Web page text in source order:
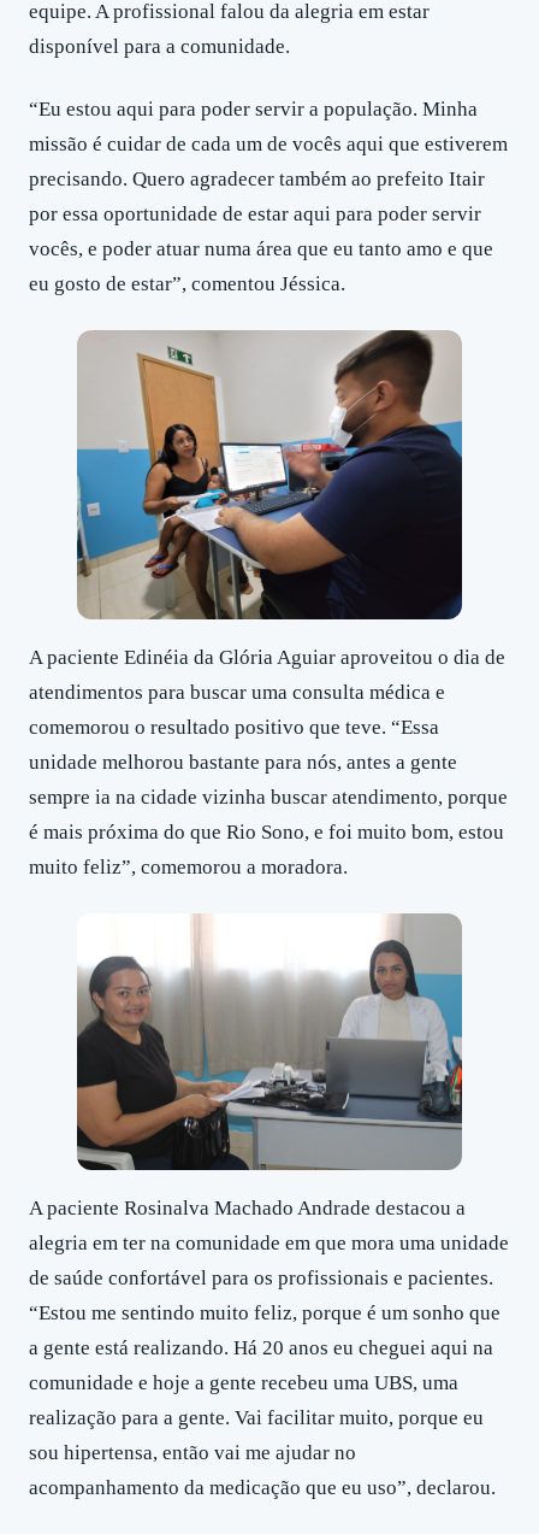
equipe. A profissional falou da alegria em estar
disponível para a comunidade.
“Eu estou aqui para poder servir a população. Minha
missão é cuidar de cada um de vocês aqui que estiverem
precisando. Quero agradecer também ao prefeito Itair
por essa oportunidade de estar aqui para poder servir
vocês, e poder atuar numa área que eu tanto amo e que
eu gosto de estar”, comentou Jéssica.
A paciente Edinéia da Glória Aguiar aproveitou o dia de
atendimentos para buscar uma consulta médica e
comemorou o resultado positivo que teve. “Essa
unidade melhorou bastante para nós, antes a gente
sempre ia na cidade vizinha buscar atendimento, porque
é mais próxima do que Rio Sono, e foi muito bom, estou
muito feliz”, comemorou a moradora.
A paciente Rosinalva Machado Andrade destacou a
alegria em ter na comunidade em que mora uma unidade
de saúde confortável para os profissionais e pacientes.
“Estou me sentindo muito feliz, porque é um sonho que
a gente está realizando. Há 20 anos eu cheguei aqui na
comunidade e hoje a gente recebeu uma UBS, uma
realização para a gente. Vai facilitar muito, porque eu
sou hipertensa, então vai me ajudar no
acompanhamento da medicação que eu uso”, declarou.